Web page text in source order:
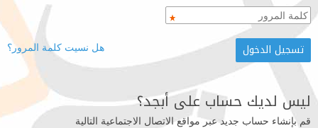
هل نسيت كلمة المرور؟
ليس لديك حساب على أبجد؟
قم بإنشاء حساب جديد عبر مواقع الاتصال الاجتماعية التالية